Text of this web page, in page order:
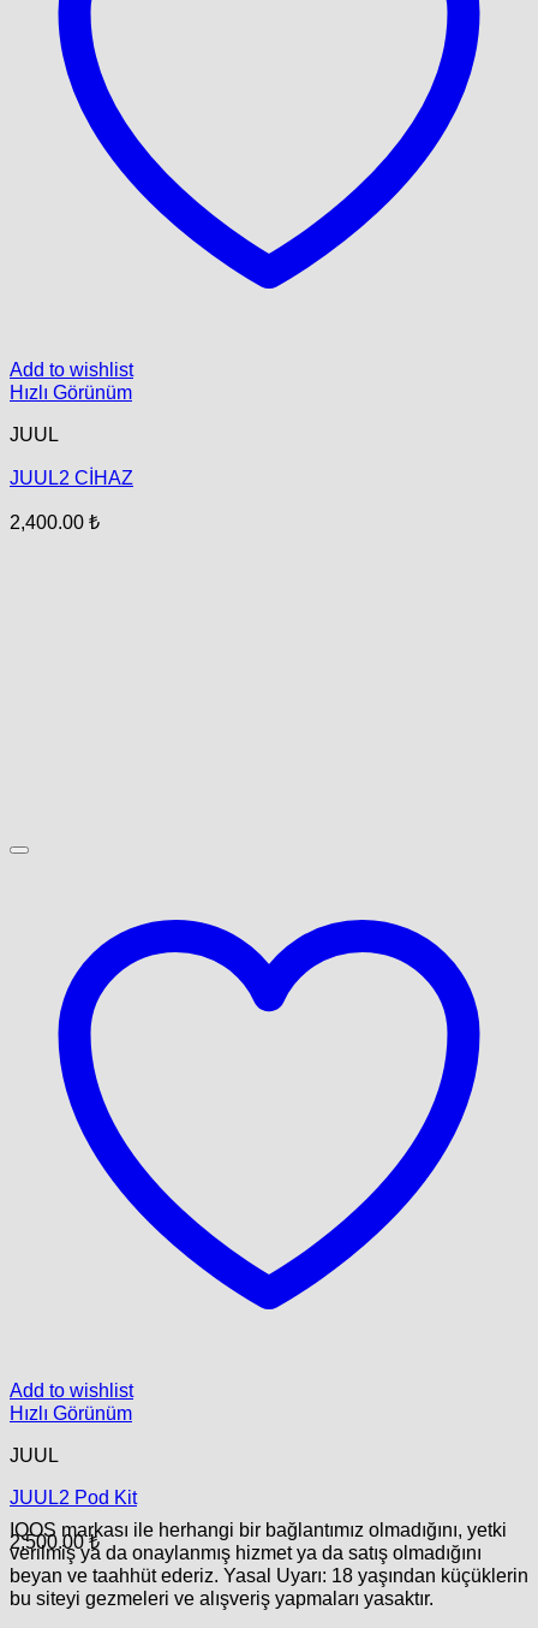
Add to wishlist
Hızlı Görünüm
JUUL
JUUL2 CİHAZ
2,400.00 ₺
Add to wishlist
Hızlı Görünüm
JUUL
JUUL2 Pod Kit
2,500.00₺
IQOS markası ile herhangi bir bağlantımız olmadığını, yetki
verilmiş ya da onaylanmış hizmet ya da satış olmadığını
beyan ve taahhüt ederiz. Yasal Uyarı: 18 yaşından küçüklerin
bu siteyi gezmeleri ve alışveriş yapmaları yasaktır.